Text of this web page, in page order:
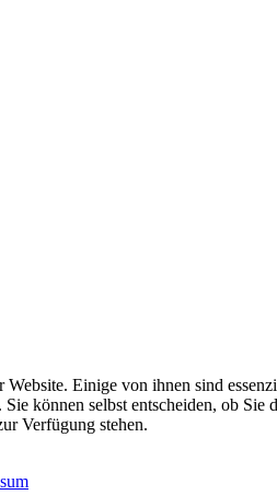
Einige von ihnen sind
können selbst entscheiden, ob
Verfügung stehen.